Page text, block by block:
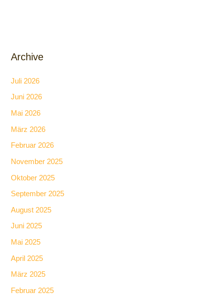
Archive
Juli 2026
Juni 2026
Mai 2026
März 2026
Februar 2026
November 2025
Oktober 2025
September 2025
August 2025
Juni 2025
Mai 2025
April 2025
März 2025
Februar 2025